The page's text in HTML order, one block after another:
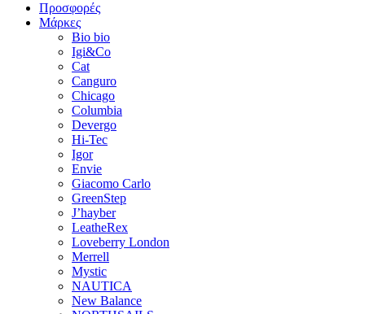
Προσφορές
Μάρκες
Bio bio
Igi&Co
Cat
Canguro
Chicago
Columbia
Devergo
Hi-Tec
Igor
Envie
Giacomo Carlo
GreenStep
J’hayber
LeatheRex
Loveberry London
Merrell
Mystic
NAUTICA
New Balance